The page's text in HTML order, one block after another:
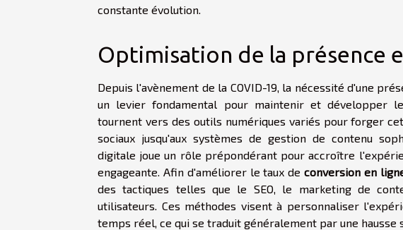
constante évolution.
Optimisation de la présence
Depuis l'avènement de la COVID-19, la nécessité d'une
un levier fondamental pour maintenir et développer
tournent vers des outils numériques variés pour forger
sociaux jusqu'aux systèmes de gestion de contenu
digitale joue un rôle prépondérant pour accroître
engageante. Afin d'améliorer le taux deconversion en
des tactiques telles que le SEO, le marketing de
utilisateurs. Ces méthodes visent à personnaliser
temps réel, ce qui se traduit généralement par une